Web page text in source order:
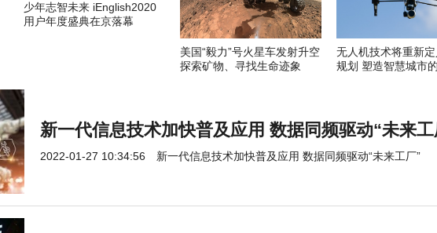
少年志智未来 iEnglish2020
用户年度盛典在京落幕
美国“毅力”号火星车发射升空
探索矿物、寻找生命迹象
无人机技术将重新
规划 塑造智慧城市
新一代信息技术加快普及应用 数据同频驱动“未来工
2022-01-27 10:34:56 新一代信息技术加快普及应用 数据同频驱动“未来工厂”